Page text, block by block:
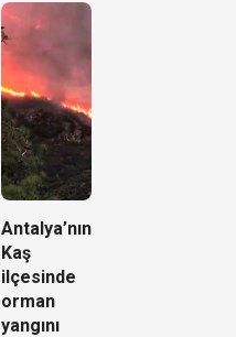
Antalya’nın
Kaş
ilçesinde
orman
yangını